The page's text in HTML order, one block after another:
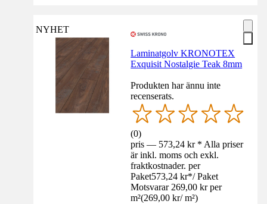
NYHET
Laminatgolv KRONOTEX
Exquisit Nostalgie Teak 8mm
Produkten har ännu inte
recenserats.
(0)
pris — 573,24 kr * Alla priser
är inkl. moms och exkl.
fraktkostnader. per
Paket573,24 kr*/ Paket
Motsvarar 269,00 kr per
m²(269,00 kr/ m²)